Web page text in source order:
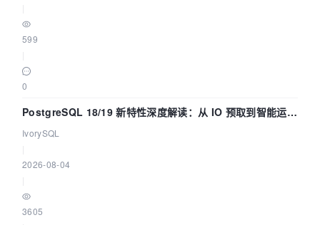
599
0
PostgreSQL 18/19 新特性深度解读：从 IO 预取到智能运
维，全面提升数据库体验
IvorySQL
2026-08-04
3605